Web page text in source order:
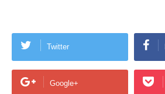
Twitter
Google+